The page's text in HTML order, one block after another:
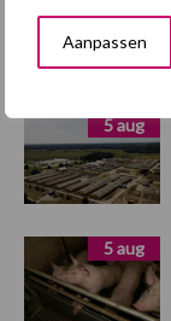
Aanpassen
5 aug
5 aug